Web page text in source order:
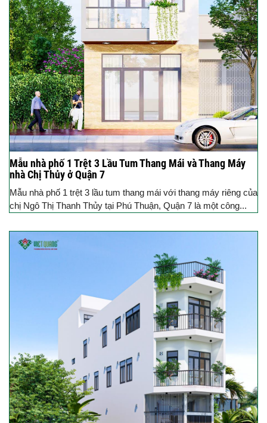
Mẫu nhà phố 1 Trệt 3 Lầu Tum Thang Mái và Thang Máy
nhà Chị Thủy ở Quận 7
Mẫu nhà phố 1 trệt 3 lầu tum thang mái với thang máy riêng của
chị Ngô Thị Thanh Thủy tại Phú Thuận, Quận 7 là một công...